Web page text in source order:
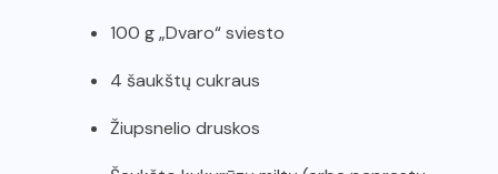
100 g „Dvaro“ sviesto
4 šaukštų cukraus
Žiupsnelio druskos